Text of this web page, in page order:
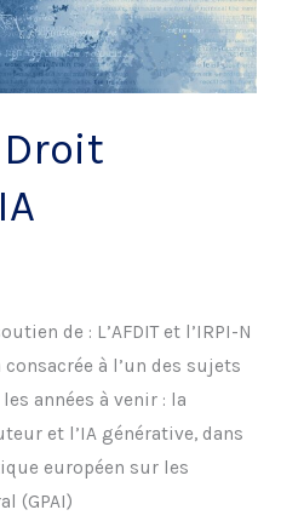
de : L’AFDIT et l’IRPI-N
à l’un des sujets
années à venir : la
et l’IA générative, dans
européen sur les
(GPAI)